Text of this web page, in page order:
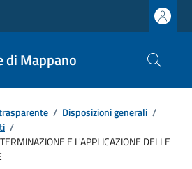
di Mappano
/ Disposizioni generali /
/
E L'APPLICAZIONE DELLE